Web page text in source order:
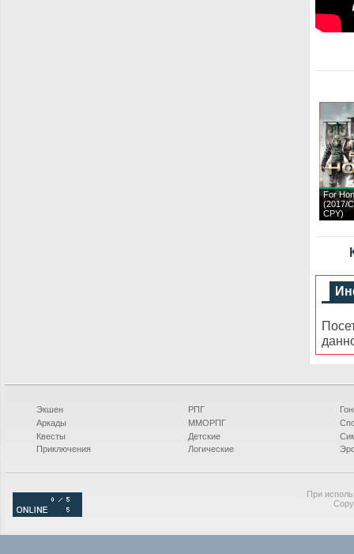
For
(2017/
CPY)
Экшен
Аркады
Квесты
Приключения
РПГ
ММОРПГ
Детские
Логические
При